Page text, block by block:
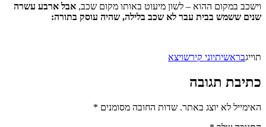
וישכב במקום ההוא – לשון מיעוט באותו מקום שכב, אבל ארבע עשרה
שנים ששמש בבית עבר לא שכב בלילה, שהיה עוסק בתורה:
תוייגבראשיתיוני קירשויצא
כתיבת תגובה
האימייל לא יוצג באתר. שדות החובה מסומנים *